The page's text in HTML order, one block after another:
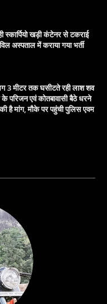
स्कार्पियो खड़ी कंटेनर से टकराई
अस्पताल में कराया गया भर्ती
3 मीटर तक घसीटते रही लाश शव
परिजन एवं कोतबावासी बैठे धरने
है मांग, मौके पर पहुंची पुलिस एवम